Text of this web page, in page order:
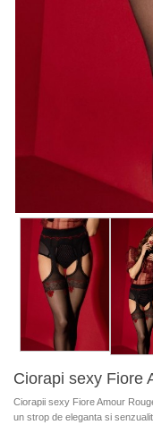
Ciorapi sexy Fiore
Ciorapii sexy Fiore Amour
un strop de eleganta si